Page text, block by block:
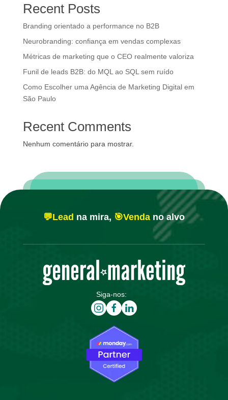
Recent Posts
Branding orientado a performance no B2B
Neurobranding: confiança em vendas complexas
Métricas de marketing que o CEO realmente valoriza
Funil de leads B2B: do MQL ao SQL sem ruído
Como Escolher uma Agência de Marketing Digital em
São Paulo
Recent Comments
Nenhum comentário para mostrar.
💬Lead na mira, 🎯Vendano alvo
Siga-nos: